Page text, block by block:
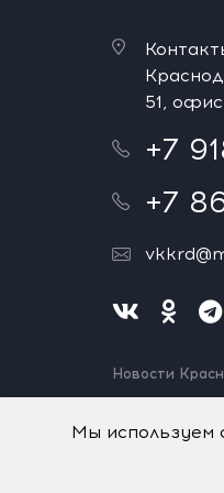
51,
+7
+7
Новости
Нашли
Мы используем